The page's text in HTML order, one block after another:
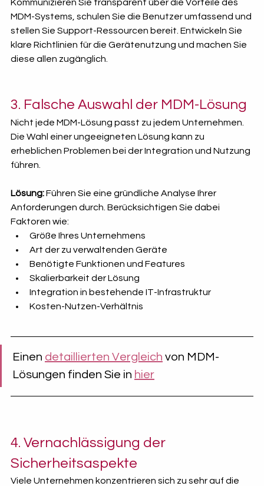
Kommunizieren Sie transparent über die Vorteile des
MDM-Systems, schulen Sie die Benutzer umfassend und
stellen Sie Support-Ressourcen bereit. Entwickeln Sie
klare Richtlinien für die Gerätenutzung und machen Sie
diese allen zugänglich.
3. Falsche Auswahl der MDM-Lösung
Nicht jede MDM-Lösung passt zu jedem Unternehmen.
Die Wahl einer ungeeigneten Lösung kann zu
erheblichen Problemen bei der Integration und Nutzung
führen.
Lösung: Führen Sie eine gründliche Analyse Ihrer
Anforderungen durch. Berücksichtigen Sie dabei
Faktoren wie:
Größe Ihres Unternehmens
Art der zu verwaltenden Geräte
Benötigte Funktionen und Features
Skalierbarkeit der Lösung
Integration in bestehende IT-Infrastruktur
Kosten-Nutzen-Verhältnis
Einen detaillierten Vergleich von MDM-
Lösungen finden Sie in hier
4. Vernachlässigung der
Sicherheitsaspekte
Viele Unternehmen konzentrieren sich zu sehr auf die